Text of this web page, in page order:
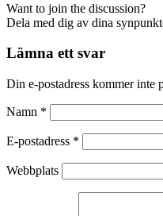
Want to join the discussion?
Dela med dig av dina
Lämna ett svar
Din e-postadress kommer inte
Namn *
E-postadress *
Webbplats